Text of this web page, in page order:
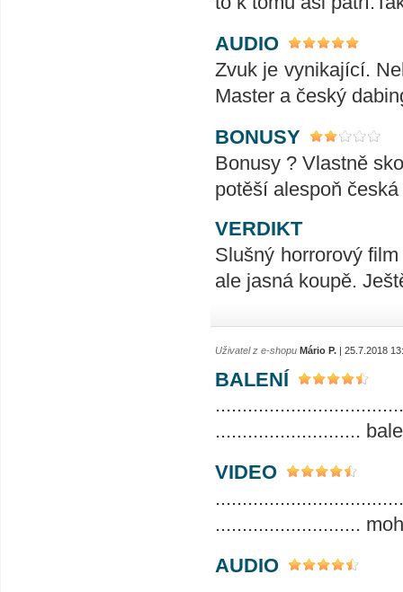
AUDIO
Zvuk je vynikající.
Master a český
BONUSY
Bonusy ? Vlastně
potěší alespoň
VERDIKT
Slušný horrorový
ale jasná koupě.
Uživatel z e-shopu Mário P. | 25.7.2018
BALENÍ
...........................
VIDEO
...........................
AUDIO